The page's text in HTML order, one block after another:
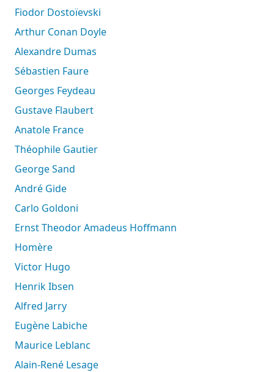
Fiodor Dostoïevski
Arthur Conan Doyle
Alexandre Dumas
Sébastien Faure
Georges Feydeau
Gustave Flaubert
Anatole France
Théophile Gautier
George Sand
André Gide
Carlo Goldoni
Ernst Theodor Amadeus Hoffmann
Homère
Victor Hugo
Henrik Ibsen
Alfred Jarry
Eugène Labiche
Maurice Leblanc
Alain-René Lesage